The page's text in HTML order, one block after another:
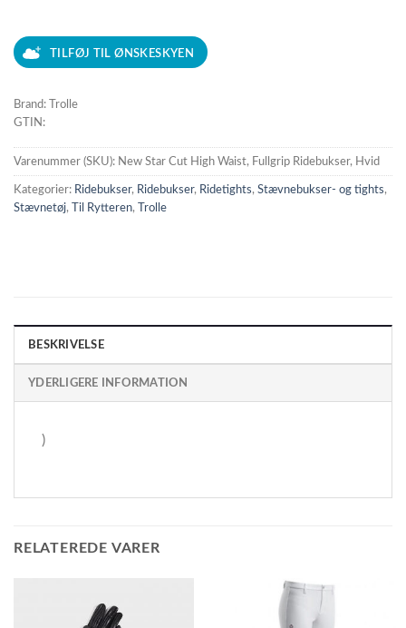
TILFØJ TIL ØNSKESKYEN
Brand: Trolle
GTIN:
Varenummer (SKU): New Star Cut High Waist, Fullgrip Ridebukser, Hvid
Kategorier: Ridebukser, Ridebukser, Ridetights, Stævnebukser- og tights,
Stævnetøj, Til Rytteren, Trolle
BESKRIVELSE
YDERLIGERE INFORMATION
)
RELATEREDE VARER